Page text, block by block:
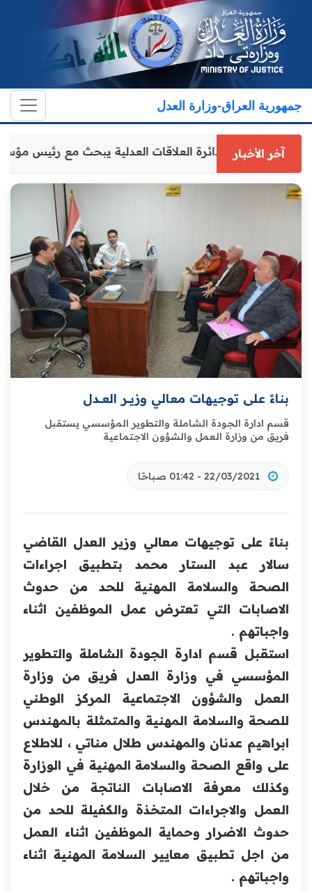
جمهورية العراق-وزارة العدل
آخر الأخبارمدير عام دائرة العلاقات العدلية يبحث مع رئيس
بناءً على توجيهات معالي وزيـــر العـــدل
قسم ادارة الجودة الشاملة والتطوير المؤسسي ‏يستقبل
فريق من وزارة العمل والشؤون الاجتماعية
22/03/2021 - 01:42 صباحًا
بناءً على توجيهات معالي وزير العدل القاضي
سالار عبد الستار ‏محمد بتطبيق اجراءات
الصحة والسلامة المهنية للحد من حدوث
‏الاصابات التي تعترض عمل الموظفين اثناء
واجباتهم .‏
استقبل قسم ادارة الجودة الشاملة والتطوير
المؤسسي في وزارة ‏العدل فريق من وزارة
العمل والشؤون الاجتماعية المركز الوطني
‏للصحة والسلامة المهنية والمتمثلة بالمهندس
ابراهيم عدنان والمهندس طلال مناتي ، للاطلاع
على واقع الصحة والسلامة ‏المهنية في الوزارة
وكذلك معرفة الاصابات الناتجة من خلال
العمل والاجراءات المتخذة والكفيلة للحد من
حدوث الاضرار ‏وحماية الموظفين اثناء العمل
من اجل تطبيق معايير السلامة المهنية ‏اثناء
واجباتهم .‏